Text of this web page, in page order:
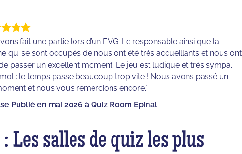
fait une partie lors d’un EVG. Le responsable ainsi que la
qui se sont occupés de nous ont été très accueillants et nous ont
passer un excellent moment. Le jeu est ludique et très sympa.
: le temps passe beaucoup trop vite ! Nous avons passé un
et nous vous remercions encore."
Publié en mai 2026 à Quiz Room Epinal
Les salles de quiz les plus